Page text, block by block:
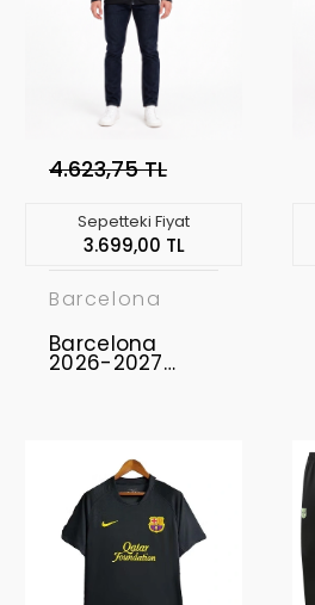
4.623,75 TL
Sepetteki Fiyat
3.699,00 TL
Barcelona
Barcelona
2026-2027